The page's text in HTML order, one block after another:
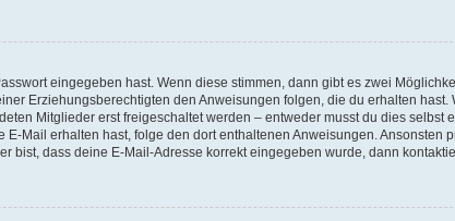
eingegeben hast. Wenn diese stimmen, dann gibt es zwei
Erziehungsberechtigten den Anweisungen folgen, die du erhalten
Mitglieder erst freigeschaltet werden – entweder musst du dies selbst
Mail erhalten hast, folge den dort enthaltenen Anweisungen. Ansonsten
bist, dass deine E-Mail-Adresse korrekt eingegeben wurde, dann